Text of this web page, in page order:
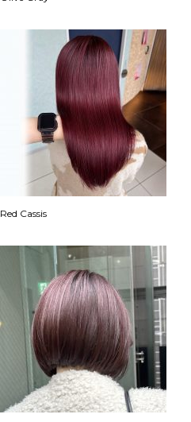
Red Cassis